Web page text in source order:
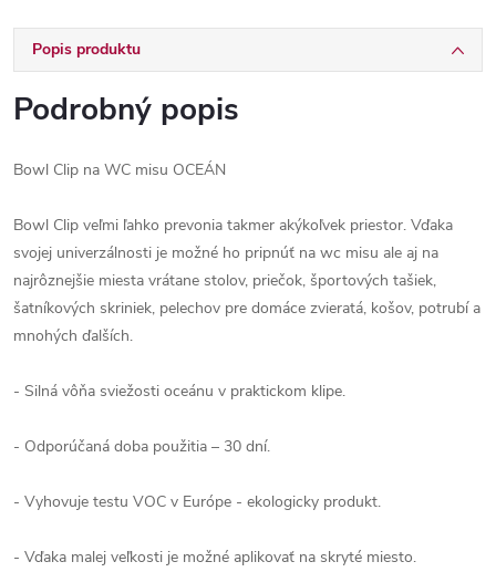
Popis produktu
Podrobný popis
Bowl Clip na WC misu OCEÁN
Bowl Clip veľmi ľahko prevonia takmer akýkoľvek priestor. Vďaka
svojej univerzálnosti je možné ho pripnúť na wc misu ale aj na
najrôznejšie miesta vrátane stolov, priečok, športových tašiek,
šatníkových skriniek, pelechov pre domáce zvieratá, košov, potrubí a
mnohých ďalších.
- Silná vôňa sviežosti oceánu v praktickom klipe.
- Odporúčaná doba použitia – 30 dní.
- Vyhovuje testu VOC v Európe - ekologicky produkt.
- Vďaka malej veľkosti je možné aplikovať na skryté miesto.